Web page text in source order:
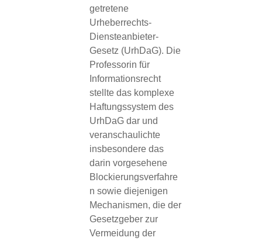
getretene
Urheberrechts-
Diensteanbieter-
Gesetz (UrhDaG). Die
Professorin für
Informationsrecht
stellte das komplexe
Haftungssystem des
UrhDaG dar und
veranschaulichte
insbesondere das
darin vorgesehene
Blockierungsverfahre
n sowie diejenigen
Mechanismen, die der
Gesetzgeber zur
Vermeidung der